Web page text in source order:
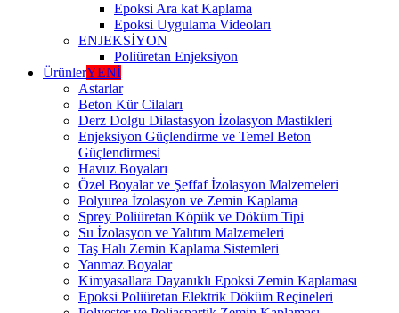
Epoksi Ara kat Kaplama
Epoksi Uygulama Videoları
ENJEKSİYON
Poliüretan Enjeksiyon
ÜrünlerYENİ
Astarlar
Beton Kür Cilaları
Derz Dolgu Dilastasyon İzolasyon Mastikleri
Enjeksiyon Güçlendirme ve Temel Beton
Güçlendirmesi
Havuz Boyaları
Özel Boyalar ve Şeffaf İzolasyon Malzemeleri
Polyurea İzolasyon ve Zemin Kaplama
Sprey Poliüretan Köpük ve Döküm Tipi
Su İzolasyon ve Yalıtım Malzemeleri
Taş Halı Zemin Kaplama Sistemleri
Yanmaz Boyalar
Kimyasallara Dayanıklı Epoksi Zemin Kaplaması
Epoksi Poliüretan Elektrik Döküm Reçineleri